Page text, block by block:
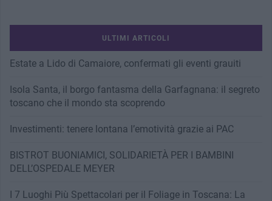
ULTIMI ARTICOLI
Estate a Lido di Camaiore, confermati gli eventi grauiti
Isola Santa, il borgo fantasma della Garfagnana: il segreto
toscano che il mondo sta scoprendo
Investimenti: tenere lontana l’emotività grazie ai PAC
BISTROT BUONIAMICI, SOLIDARIETÀ PER I BAMBINI
DELL’OSPEDALE MEYER
I 7 Luoghi Più Spettacolari per il Foliage in Toscana: La